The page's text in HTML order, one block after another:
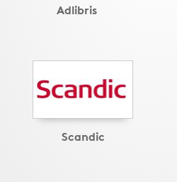
Adlibris
Scandic